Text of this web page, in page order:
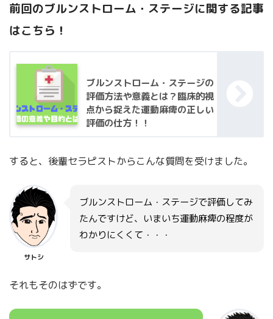
前回のブルンストローム・ステージに関する記事
はこちら！
ブルンストローム・ステージの
評価方法や意義とは？臨床的視
点から捉えた運動麻痺の正しい
評価の仕方！！
すると、後輩セラピストからこんな質問を受けました。
サトシ
ブルンストローム・ステージで評価してみ
たんですけど、いまいち運動麻痺の程度が
わかりにくくて・・・
それもそのはずです。